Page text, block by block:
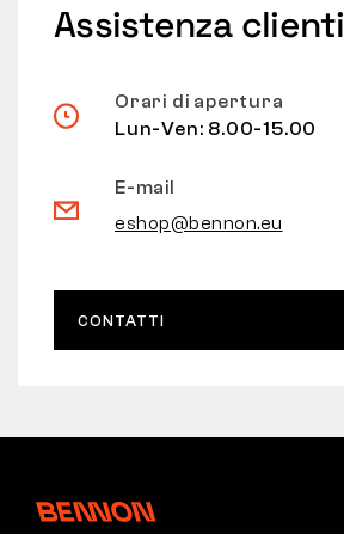
Assistenza clienti
Orari di apertura
Lun-Ven: 8.00-15.00
E-mail
eshop@bennon.eu
CONTATTI